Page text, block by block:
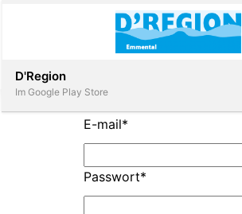
Abonnieren
E-mail*
Passwort*
D'Region
Im Google Play Store